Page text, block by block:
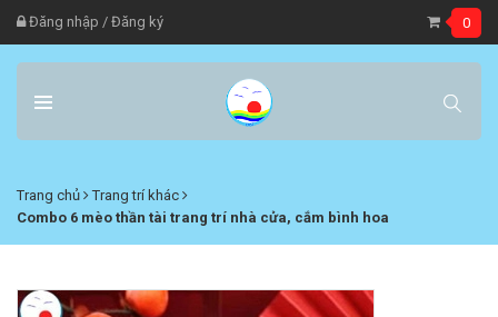
Đăng nhập / Đăng ký 0
Trang chủ
Trang trí khác
Combo 6 mèo thần tài trang trí nhà cửa, cắm bình hoa